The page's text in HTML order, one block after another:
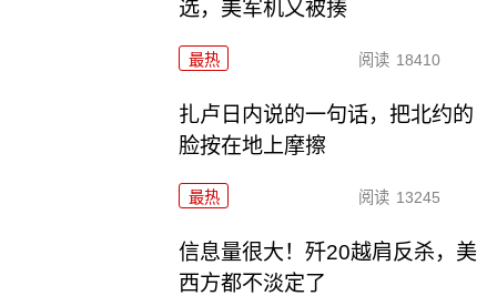
选，美军机又被揍
最热 阅读 18410
扎卢日内说的一句话，把北约的
脸按在地上摩擦
最热 阅读 13245
信息量很大！歼20越肩反杀，美
西方都不淡定了